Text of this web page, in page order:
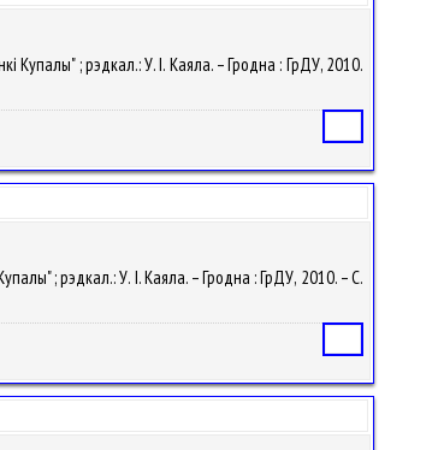
Купалы" ; рэдкал.: У. I. Каяла. – Гродна : ГрДУ, 2010.
; рэдкал.: У. I. Каяла. – Гродна : ГрДУ, 2010. – С.